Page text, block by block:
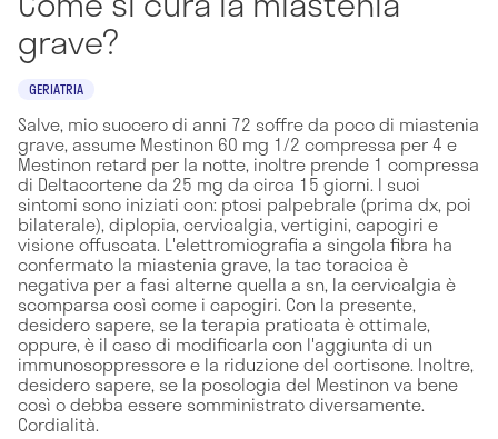
grave?
GERIATRIA
Salve, mio suocero di anni 72 soffre da poco di miastenia
grave, assume Mestinon 60 mg 1/2 compressa per 4 e
Mestinon retard per la notte, inoltre prende 1 compressa
di Deltacortene da 25 mg da circa 15 giorni. I suoi
sintomi sono iniziati con: ptosi palpebrale (prima dx, poi
bilaterale), diplopia, cervicalgia, vertigini, capogiri e
visione offuscata. L'elettromiografia a singola fibra ha
confermato la miastenia grave, la tac toracica è
negativa per a fasi alterne quella a sn, la cervicalgia è
scomparsa così come i capogiri. Con la presente,
desidero sapere, se la terapia praticata è ottimale,
oppure, è il caso di modificarla con l'aggiunta di un
immunosoppressore e la riduzione del cortisone. Inoltre,
desidero sapere, se la posologia del Mestinon va bene
così o debba essere somministrato diversamente.
Cordialità.